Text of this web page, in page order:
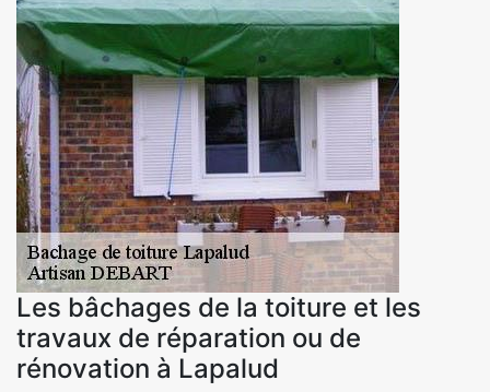
Les bâchages de la toiture et les
travaux de réparation ou de
rénovation à Lapalud